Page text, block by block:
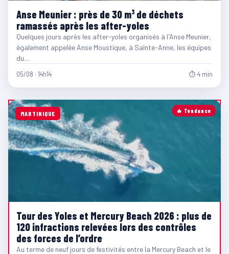
Anse Meunier : près de 30 m³ de déchets
ramassés après les after-yoles
Quelques jours après les after-yoles organisés à l'Anse Meunier,
également appelée Anse Moustique, à Sainte-Anne, les équipes
du…
05/08 · 14h14 ⏱ 4 min
🔥 Tendance
MARTINIQUE
Tour des Yoles et Mercury Beach 2026 : plus de
120 infractions relevées lors des contrôles
des forces de l’ordre
Au terme de neuf jours de festivités entre la Mercury Beach et le